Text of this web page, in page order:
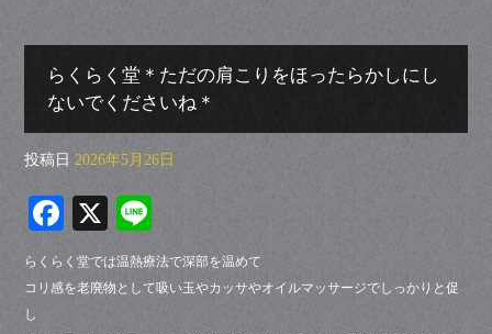
らくらく堂＊ただの肩こりをほったらかしにし
ないでくださいね＊
投稿日 2026年5月26日
Fa
ce
bo
X
ne
らくらく堂では温熱療法で深部を温めて
コリ感を老廃物として吸い玉やカッサやオイルマッサージでしっかりと促
し